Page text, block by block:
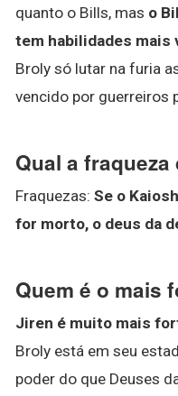
quanto o Bills, mas o
tem habilidades mais
Broly só lutar na furia
vencido por guerreiros
Qual a
Fraquezas: Se o
for morto, o deus da
Quem é o mais
Jiren é muito mais
Broly está em seu
poder do que Deuses